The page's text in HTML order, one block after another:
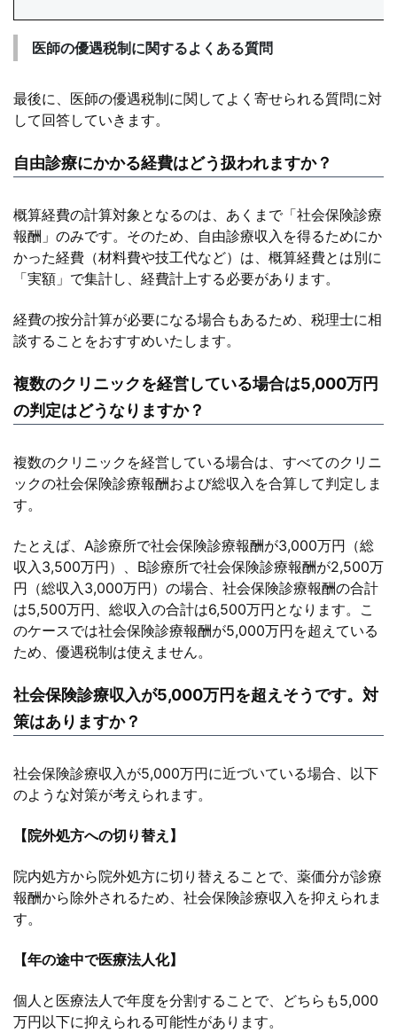
医師の優遇税制に関するよくある質問
最後に、医師の優遇税制に関してよく寄せられる質問に対
して回答していきます。
自由診療にかかる経費はどう扱われますか？
概算経費の計算対象となるのは、あくまで「社会保険診療
報酬」のみです。そのため、自由診療収入を得るためにか
かった経費（材料費や技工代など）は、概算経費とは別に
「実額」で集計し、経費計上する必要があります。
経費の按分計算が必要になる場合もあるため、税理士に相
談することをおすすめいたします。
複数のクリニックを経営している場合は5,000万円
の判定はどうなりますか？
複数のクリニックを経営している場合は、すべてのクリニ
ックの社会保険診療報酬および総収入を合算して判定しま
す。
たとえば、A診療所で社会保険診療報酬が3,000万円（総
収入3,500万円）、B診療所で社会保険診療報酬が2,500万
円（総収入3,000万円）の場合、社会保険診療報酬の合計
は5,500万円、総収入の合計は6,500万円となります。こ
のケースでは社会保険診療報酬が5,000万円を超えている
ため、優遇税制は使えません。
社会保険診療収入が5,000万円を超えそうです。対
策はありますか？
社会保険診療収入が5,000万円に近づいている場合、以下
のような対策が考えられます。
【院外処方への切り替え】
院内処方から院外処方に切り替えることで、薬価分が診療
報酬から除外されるため、社会保険診療収入を抑えられま
す。
【年の途中で医療法人化】
個人と医療法人で年度を分割することで、どちらも5,000
万円以下に抑えられる可能性があります。